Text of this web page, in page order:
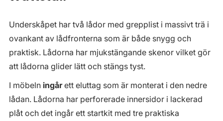
Underskåpet har två lådor med grepplist i massivt trä i
ovankant av lådfronterna som är både snygg och
praktisk. Lådorna har mjukstängande skenor vilket gör
att lådorna glider lätt och stängs tyst.
I möbeln ingårett eluttag som är monterat i den nedre
lådan. Lådorna har perforerade innersidor i lackerad
plåt och det ingår ett startkit med tre praktiska